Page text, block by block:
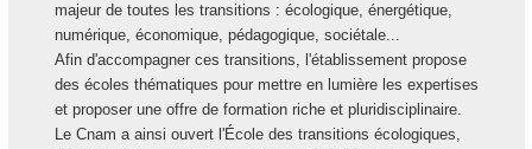
majeur de toutes les transitions : écologique, énergétique,
numérique, économique, pédagogique, sociétale...
Afin d'accompagner ces transitions, l'établissement propose
des écoles thématiques pour mettre en lumière les expertises
et proposer une offre de formation riche et pluridisciplinaire.
Le Cnam a ainsi ouvert l'École des transitions écologiques,